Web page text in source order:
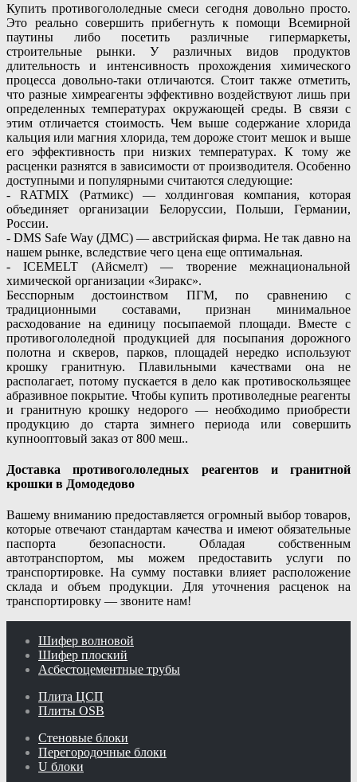
Купить противогололедные смеси сегодня довольно просто.
Это реально совершить прибегнуть к помощи Всемирной
паутины либо посетить различные гипермаркеты,
строительные рынки. У различных видов продуктов
длительность и интенсивность прохождения химического
процесса довольно-таки отличаются. Стоит также отметить,
что разные химреагенты эффективно воздействуют лишь при
определенных температурах окружающей среды. В связи с
этим отличается стоимость. Чем выше содержание хлорида
кальция или магния хлорида, тем дороже стоит мешок и выше
его эффективность при низких температурах. К тому же
расценки разнятся в зависимости от производителя. Особенно
доступными и популярными считаются следующие:
- RATMIX (Ратмикс) — холдинговая компания, которая
объединяет организации Белоруссии, Польши, Германии,
России.
- DMS Safe Way (ДМС) — австрийская фирма. Не так давно на
нашем рынке, вследствие чего цена еще оптимальная.
- ICEMELT (Айсмелт) — творение межнациональной
химической организации «Зиракс».
Бесспорным достоинством ПГМ, по сравнению с
традиционными составами, признан минимальное
расходование на единицу посыпаемой площади. Вместе с
противогололедной продукцией для посыпания дорожного
полотна и скверов, парков, площадей нередко используют
крошку гранитную. Плавильными качествами она не
располагает, потому пускается в дело как противоскользящее
абразивное покрытие. Чтобы купить противоледные реагенты
и гранитную крошку недорого — необходимо приобрести
продукцию до старта зимнего периода или совершить
купнооптовый заказ от 800 меш..
Доставка противогололедных реагентов и гранитной
крошки в Домодедово
Вашему вниманию предоставляется огромный выбор товаров,
которые отвечают стандартам качества и имеют обязательные
паспорта безопасности. Обладая собственным
автотранспортом, мы можем предоставить услуги по
транспортировке. На сумму поставки влияет расположение
склада и объем продукции. Для уточнения расценок на
транспортировку — звоните нам!
Шифер волновой
Шифер плоский
Асбестоцементные трубы
Плита ЦСП
Плиты OSB
Стеновые блоки
Перегородочные блоки
U блоки